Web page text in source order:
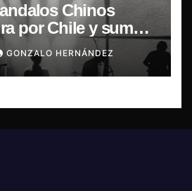
Chinos
por Chile y suma
Concepción
GONZALO HERNÁNDEZ